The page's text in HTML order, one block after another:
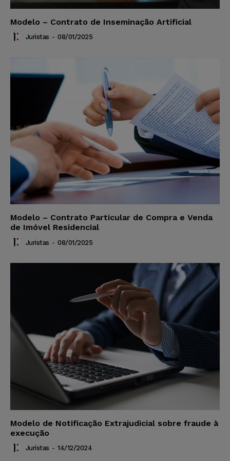
Modelo – Contrato de Inseminação Artificial
Juristas - 08/01/2025
Modelo – Contrato Particular de Compra e Venda
de Imóvel Residencial
Juristas - 08/01/2025
Modelo de Notificação Extrajudicial sobre fraude à
execução
Juristas - 14/12/2024